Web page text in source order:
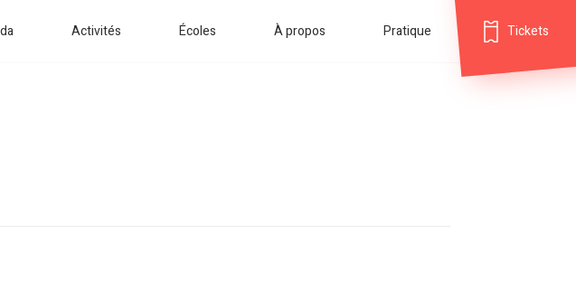
Activités Écoles À propos Pratique Tickets